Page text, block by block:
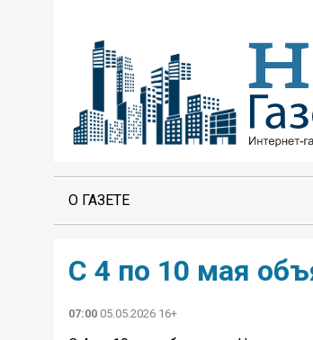
О ГАЗЕТЕ
С 4 по 10 мая
07:00 05.05.2026 16+